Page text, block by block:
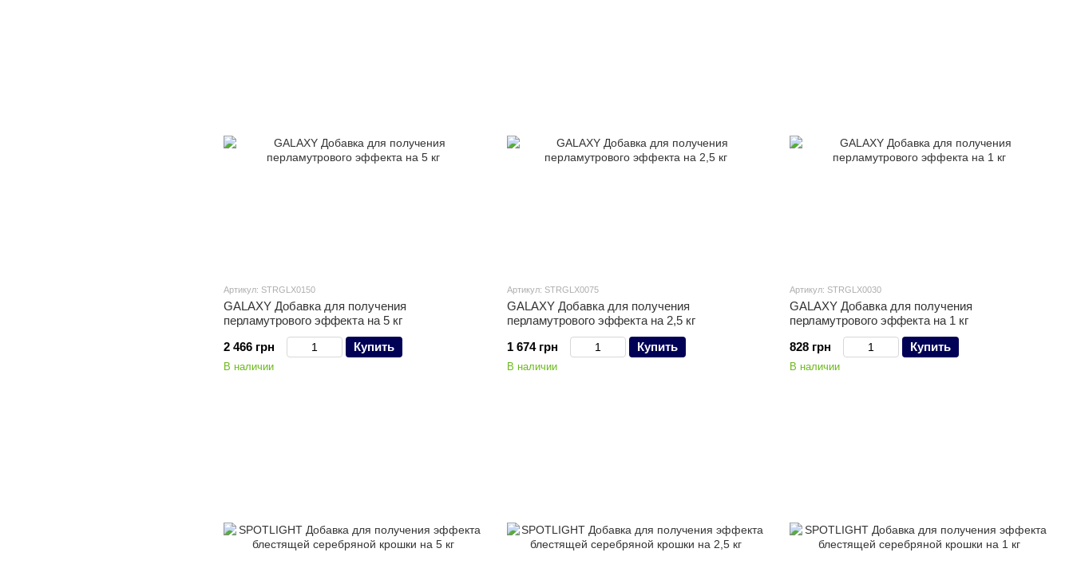
Артикул: STRGLX0150
GALAXY Добавка для получения
перламутрового эффекта на 5 кг
2 466 грн
Купить
В наличии
Артикул: STRGLX0075
GALAXY Добавка для получения
перламутрового эффекта на 2,5 кг
1 674 грн
Купить
В наличии
Артикул: STRGLX0030
GALAXY Добавка для получения
перламутрового эффекта на 1 кг
828 грн
Купить
В наличии